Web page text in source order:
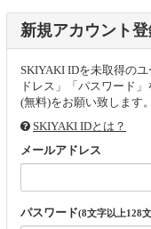
新規アカウント
SKIYAKI IDを未取得の
ドレス」「パスワード
(無料)をお願い致します。
SKIYAKI IDとは？
メールアドレス
パスワード(8文字以上128